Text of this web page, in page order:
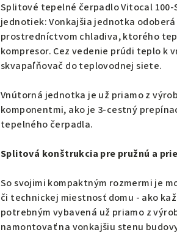
Splitové tepelné čerpadlo Vitocal
jednotiek: Vonkajšia jednotka
prostredníctvom chladiva, ktorého
kompresor. Cez vedenie prúdi teplo k
skvapaľňovač do teplovodnej siete.
Vnútorná jednotka je už priamo z
komponentmi, ako je 3-cestný
tepelného čerpadla.
Splitová konštrukcia pre pružnú a
So svojimi kompaktným rozmermi je
či technickej miestnosť domu - ako
potrebným vybavená už priamo z
namontovať na vonkajšiu stenu